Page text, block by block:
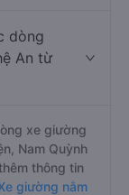
dòng
An từ
xe giường
Nam Quỳnh
thông tin
giường nằm